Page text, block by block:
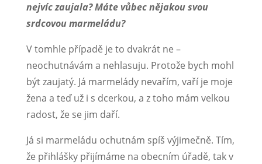
nejvíc zaujala? Máte vůbec nějakou svou
srdcovou marmeládu?
V tomhle případě je to dvakrát ne –
neochutnávám a nehlasuju. Protože bych mohl
být zaujatý. Já marmelády nevařím, vaří je moje
žena a teď už i s dcerkou, a z toho mám velkou
radost, že se jim daří.
Já si marmeládu ochutnám spíš výjimečně. Tím,
že přihlášky přijímáme na obecním úřadě, tak v